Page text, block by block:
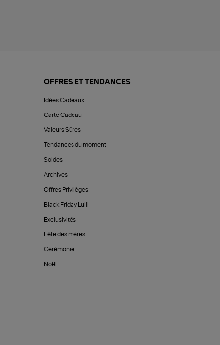
OFFRES ET TENDANCES
Idées Cadeaux
Carte Cadeau
Valeurs Sûres
Tendances du moment
Soldes
Archives
Offres Privilèges
Black Friday Lulli
Exclusivités
Fête des mères
Cérémonie
Noël